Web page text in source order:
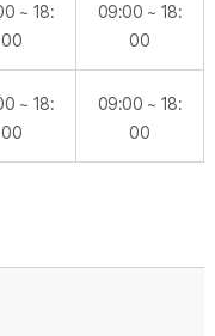
~ 18:
00
09:00 ~ 18:
00
~ 18:
00
09:00 ~ 18:
00